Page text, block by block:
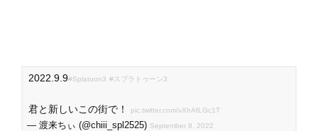
2022.9.9#Splatoon3 #スプラトゥーン3
君と新しいこの街で！ pic.twitter.com/vXhAfLGc1T
— 渡来ちぃ (@chiii_spl2525) September 8, 2022